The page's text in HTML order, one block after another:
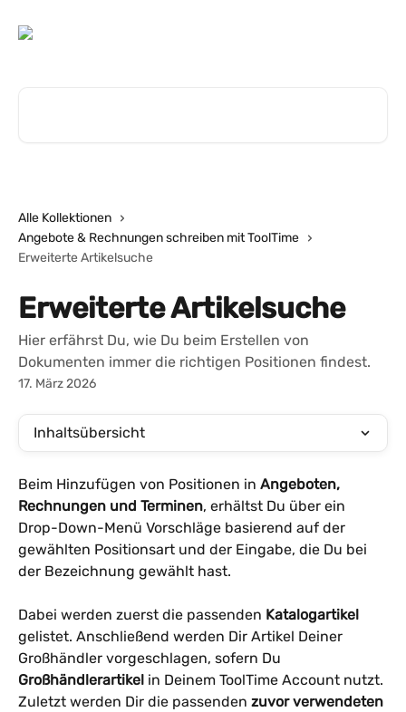
Alle Kollektionen
Angebote & Rechnungen schreiben mit ToolTime
Erweiterte Artikelsuche
Erweiterte Artikelsuche
Hier erfährst Du, wie Du beim Erstellen von
Dokumenten immer die richtigen Positionen findest.
17. März 2026
Inhaltsübersicht
Beim Hinzufügen von Positionen in Angeboten,
Rechnungen und Terminen, erhältst Du über ein
Drop-Down-Menü Vorschläge basierend auf der
gewählten Positionsart und der Eingabe, die Du bei
der Bezeichnung gewählt hast.
Dabei werden zuerst die passenden Katalogartikel
gelistet. Anschließend werden Dir Artikel Deiner
Großhändler vorgeschlagen, sofern Du
Großhändlerartikel in Deinem ToolTime Account nutzt.
Zuletzt werden Dir die passenden zuvor verwendeten